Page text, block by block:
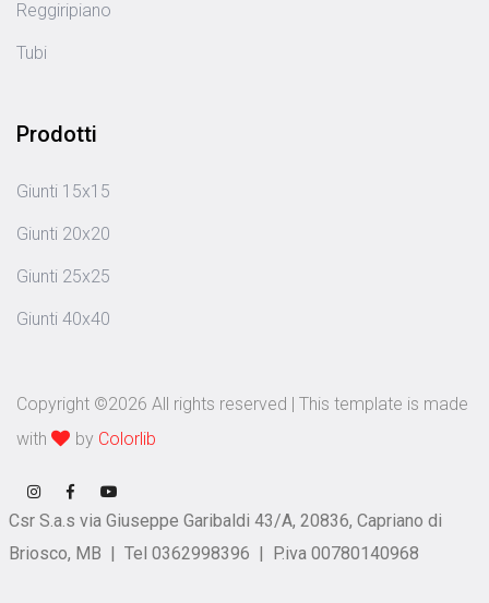
Reggiripiano
Tubi
Prodotti
Giunti 15x15
Giunti 20x20
Giunti 25x25
Giunti 40x40
Copyright ©2026 All rights reserved | This template is made
with
by Colorlib
Csr S.a.s via Giuseppe Garibaldi 43/A, 20836, Capriano di
Briosco, MB | Tel 0362998396 | P.iva 00780140968